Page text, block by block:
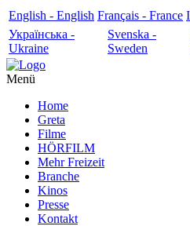
English - English Français - France
Українська -
Ukraine
Svenska -
Sweden
Menü
Home
Greta
Filme
HÖRFILM
Mehr Freizeit
Branche
Kinos
Presse
Kontakt